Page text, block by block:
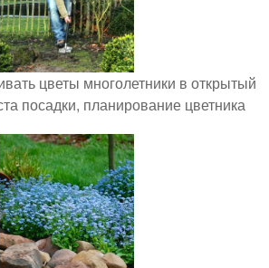
цветы многолетники в открытый
посадки, планирование цветника